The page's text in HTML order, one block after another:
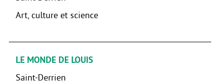
Art, culture et science
LE MONDE DE LOUIS
Saint-Derrien